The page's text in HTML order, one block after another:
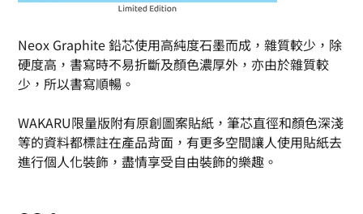
Neox Graphite 鉛芯使用高純度石墨而成，雜質較少，除
硬度高，書寫時不易折斷及顏色濃厚外，亦由於雜質較
少，所以書寫順暢。
WAKARU限量版附有原創圖案貼紙，筆芯直徑和顏色深淺
等的資料都標註在產品背面，有更多空間讓人使用貼紙去
進行個人化裝飾，盡情享受自由裝飾的樂趣。